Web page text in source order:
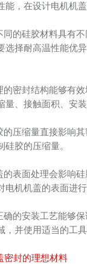
能，在设计电机机
同的硅胶材料具有
选择耐高温性能优
的密封结构能够有
量、接触面积、安装
的压缩量直接影响
胶的压缩量。
的表面处理会影响
机机盖的表面进行
确的安装工艺能够
并使用适当的工具
密封的理想材料